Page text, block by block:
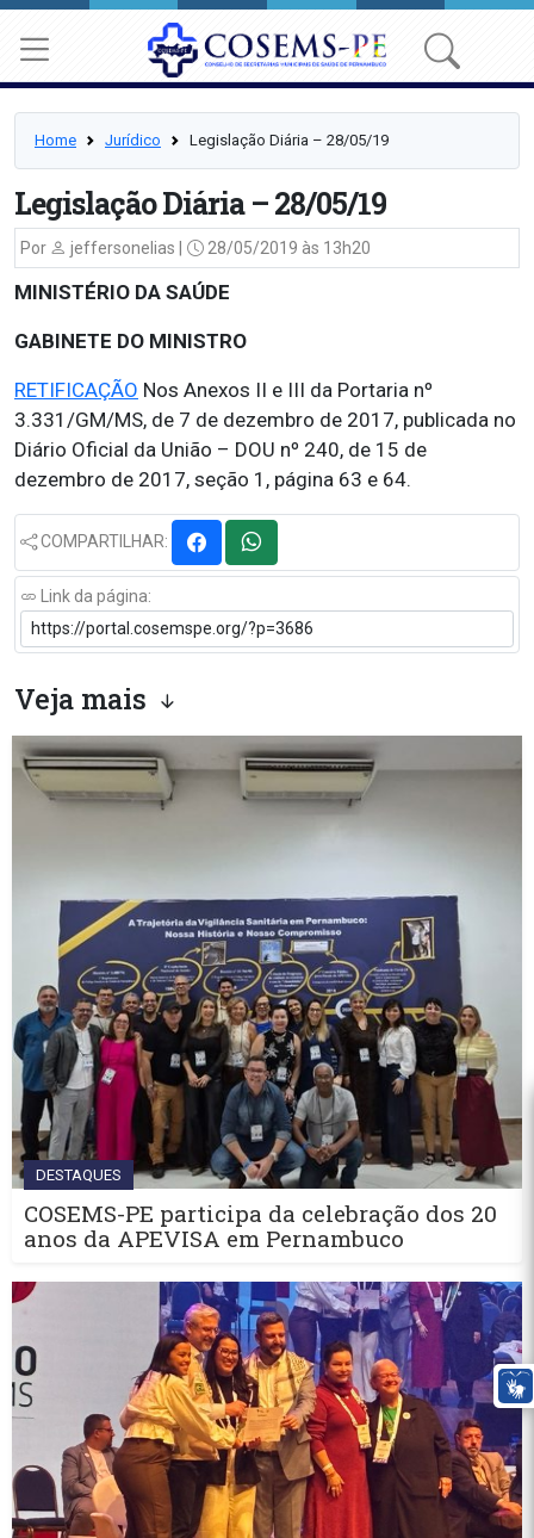
Home Jurídico Legislação Diária – 28/05/19
Legislação Diária – 28/05/19
Por jeffersonelias | 28/05/2019 às 13h20
MINISTÉRIO DA SAÚDE
GABINETE DO MINISTRO
RETIFICAÇÃO Nos Anexos II e III da Portaria nº
3.331/GM/MS, de 7 de dezembro de 2017, publicada no
Diário Oficial da União – DOU nº 240, de 15 de
dezembro de 2017, seção 1, página 63 e 64.
COMPARTILHAR:
Link da página:
Veja mais
DESTAQUES
COSEMS-PE participa da celebração dos 20
anos da APEVISA em Pernambuco